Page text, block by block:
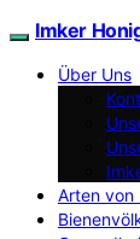
Imker
Über Uns
Arten von